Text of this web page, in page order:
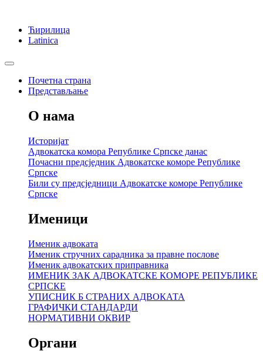
Ћирилица
Latinica
Почетна страна
Представљање
О нама
Историјат
Адвокатска комора Републике Српске данас
Почасни предсједник Адвокатске коморе Републике
Српске
Били су предсједници Адвокатске коморе Републике
Српске
Именици
Именик адвоката
Именик стручних сарадника за правне послове
Именик адвокатских приправника
ИМЕНИК ЗАК АДВОКАТСКЕ КОМОРЕ РЕПУБЛИКЕ
СРПСКЕ
УПИСНИК Б СТРАНИХ АДВОКАТА
ГРАФИЧКИ СТАНДАРДИ
НОРМАТИВНИ ОКВИР
Органи